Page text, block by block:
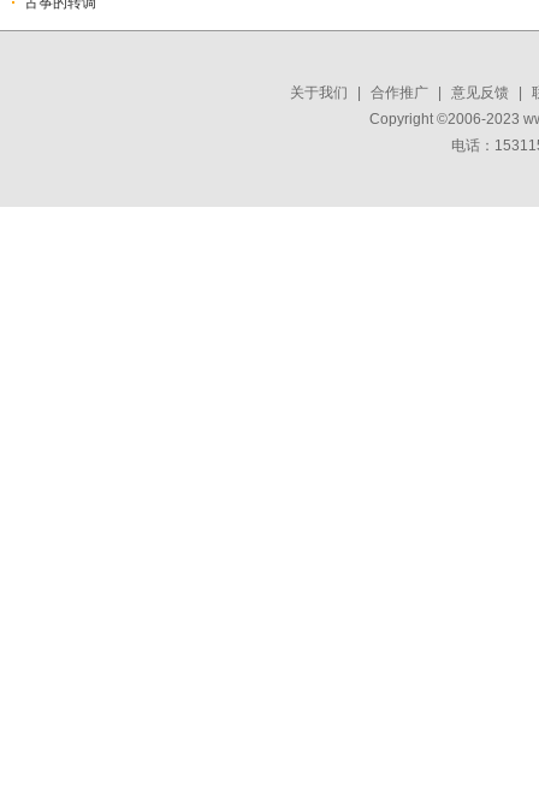
关于我们 合作推广 意见反馈
Copyright ©2006-2023
电话：